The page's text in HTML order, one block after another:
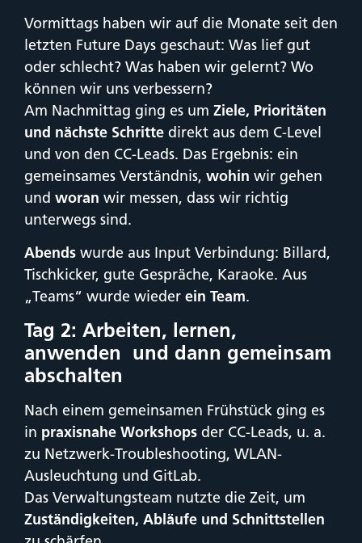
Vormittags haben wir auf die Monate seit den
letzten Future Days geschaut: Was lief gut
oder schlecht? Was haben wir gelernt? Wo
können wir uns verbessern?
Am Nachmittag ging es um Ziele, Prioritäten
und nächste Schritte direkt aus dem C-Level
und von den CC-Leads. Das Ergebnis: ein
gemeinsames Verständnis, wohin wir gehen
und woran wir messen, dass wir richtig
unterwegs sind.
Abends wurde aus Input Verbindung: Billard,
Tischkicker, gute Gespräche, Karaoke. Aus
„Teams“ wurde wieder ein Team.
Tag 2: Arbeiten, lernen,
anwenden und dann gemeinsam
abschalten
Nach einem gemeinsamen Frühstück ging es
in praxisnahe Workshops der CC-Leads, u. a.
zu Netzwerk-Troubleshooting, WLAN-
Ausleuchtung und GitLab.
Das Verwaltungsteam nutzte die Zeit, um
Zuständigkeiten, Abläufe und Schnittstellen